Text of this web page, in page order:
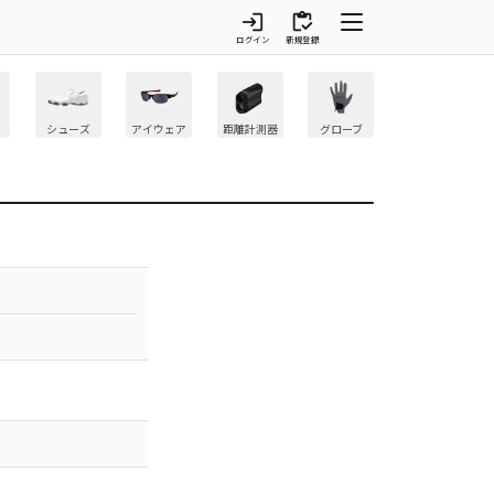
login
ログイン
inventory
新規登録
シューズ アイウェア 距離計測器 グローブ